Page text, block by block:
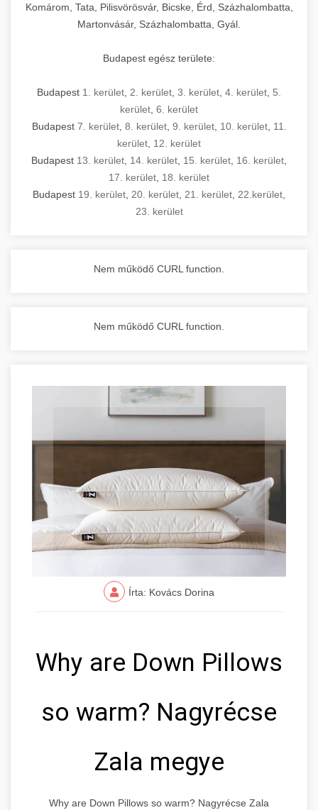
Komárom, Tata, Pilisvörösvár, Bicske, Érd, Százhalombatta,
Martonvásár, Százhalombatta, Gyál.
Budapest egész területe:
Budapest 1. kerület 2. kerület 3. kerület 4. kerület 5.
kerület 6. kerület
Budapest 7. kerület, 8. kerület, 9. kerület, 10. kerület, 11.
kerület 12. kerület
Budapest 13. kerület 14. kerület 15. kerület 16. kerület
17. kerület 18. kerület
Budapest 19. kerület 20. kerület 21. kerület 22.kerület
23. kerület
Nem működő CURL function.
Nem működő CURL function.
Írta: Kovács Dorina
Why are Down Pillows
so warm? Nagyrécse
Zala megye
Why are Down Pillows so warm? Nagyrécse Zala